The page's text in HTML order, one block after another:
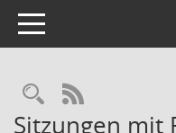
Toggle navigation
RSS-Feed
Sitzungen mit